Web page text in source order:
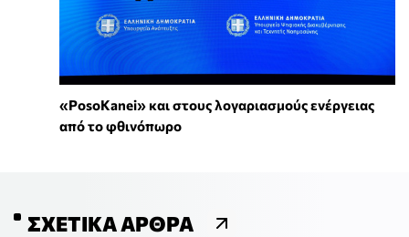
«PosoKanei» και στους λογαριασμούς ενέργειας
από το φθινόπωρο
ΣΧΕΤΙΚΆ ΆΡΘΡΑ